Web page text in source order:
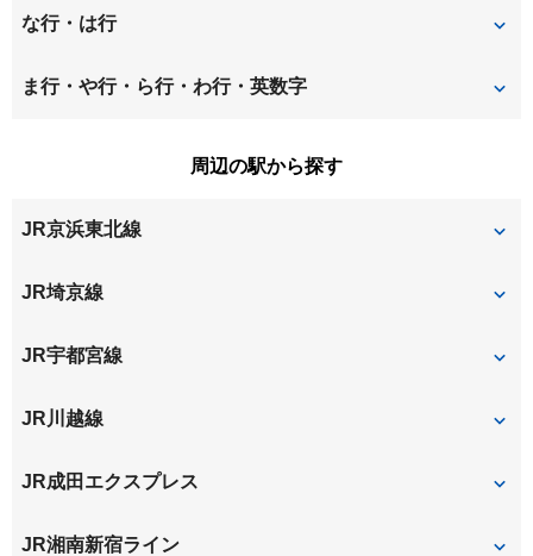
上峰
吉敷町
櫛引町
桜丘
下落合 白鍬
大門町
土手町
な行・は行
仲町 八王子
ま行・や行・ら行・わ行・英数字
周辺の駅から探す
JR京浜東北線
与野
さいたま新都心
JR埼京線
与野本町
大宮
JR宇都宮線
大宮
JR川越線
大宮
JR成田エクスプレス
大宮
JR湘南新宿ライン